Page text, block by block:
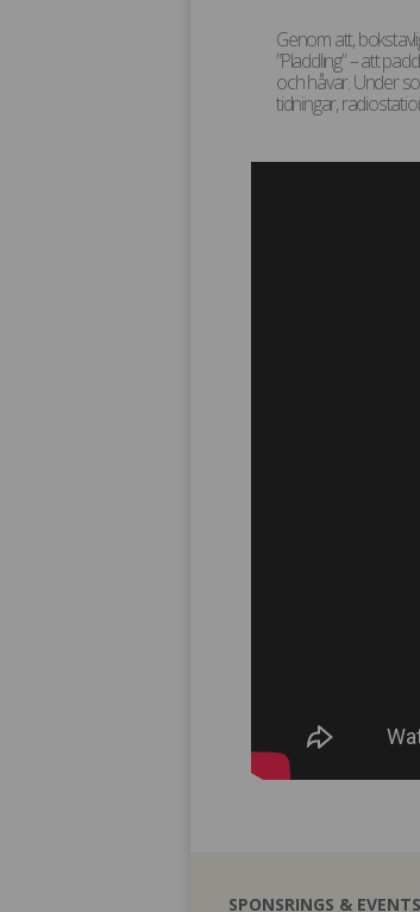
Genom att,
”Pladdling” – att
och håvar. Under
tidningar,
SPONSRINGS &